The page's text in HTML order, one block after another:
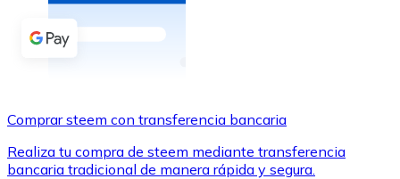
Comprar con efectivo
Transferencia SEPA
Utiliza tarjetas Visa y Mastercard para comprar
Comprar steem con transferencia bancaria
Realiza tu compra de steem mediante transferencia
bancaria tradicional de manera rápida y segura.